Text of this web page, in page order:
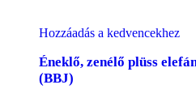
Hozzáadás a kedvencekhez
Éneklő, zenélő plüss
(BBJ)